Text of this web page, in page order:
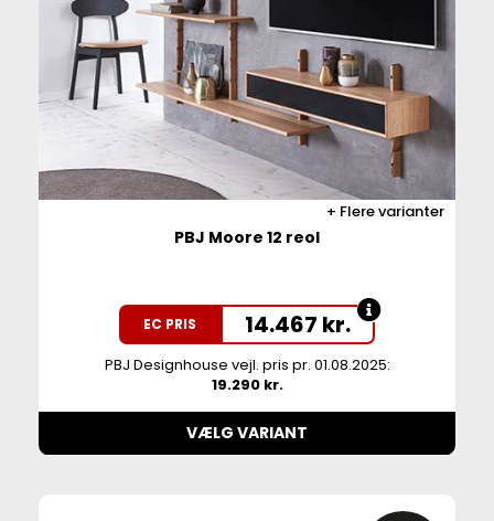
Flere varianter
PBJ Moore 12 reol
EC PRIS 14.467 kr.
PBJ Designhouse vejl. pris pr. 01.08.2025:
19.290 kr.
VÆLG VARIANT